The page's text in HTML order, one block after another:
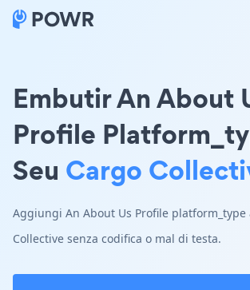
Embutir An About
Profile
Seu Cargo
Aggiungi An About Us Profile
Collective senza codifica o mal di testa.